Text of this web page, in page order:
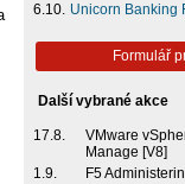
6.10. Unicorn Banking
Formulář
Další vybrané akce
17.8.
VMware
Manage [V8]
1.9.
F5